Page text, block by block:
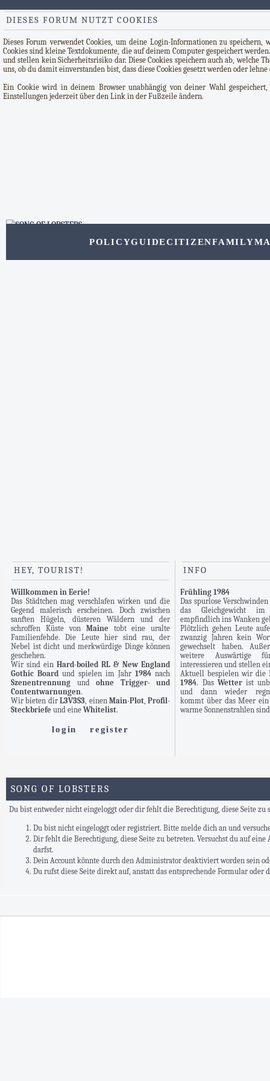
DIESES FORUM NUTZT COOKIES
Dieses Forum verwendet Cookies, um deine Login-Informationen zu
Cookies sind kleine Textdokumente, die auf deinem Computer gespeichert
und stellen kein Sicherheitsrisiko dar. Diese Cookies speichern auch ab, welche
uns, ob du damit einverstanden bist, dass diese Cookies gesetzt werden oder lehne
Ein Cookie wird in deinem Browser unabhängig von deiner Wahl
Einstellungen jederzeit über den Link in der Fußzeile ändern.
POLICYGUIDECITIZENFAMILY
HEY, TOURIST!
Willkommen in Eerie!
Das Städtchen mag verschlafen wirken und die
Gegend malerisch erscheinen. Doch zwischen
sanften Hügeln, düsteren Wäldern und der
schroffen Küste von Maine tobt eine uralte
Familienfehde. Die Leute hier sind rau, der
Nebel ist dicht und merkwürdige Dinge können
geschehen.
Wir sind einHard-boiled RL & New England
Gothic Board und spielen im Jahr1984 nach
Szenentrennung undohne Trigger- und
Contentwarnungen.
Wir bieten dirL3V3S3, einen Main-Plot,Profil-
Steckbriefe und eine Whitelist.
login register
INFO
Frühling 1984
Das spurlose
das Gleichgewicht im
empfindlich ins Wanken
Plötzlich gehen Leute
zwanzig Jahren kein
gewechselt haben.
weitere Auswärtige
interessieren und stellen
Aktuell bespielen wir die
1984. Das Wetterist
und dann wieder
kommt über das Meer
warme Sonnenstrahlen
SONG OF LOBSTERS
Du bist entweder nicht eingeloggt oder dir fehlt die Berechtigung, diese Seite
Du bist nicht eingeloggt oder registriert. Bitte melde dich an und
Dir fehlt die Berechtigung, diese Seite zu betreten. Versuchst du auf
darfst.
Dein Account könnte durch den Administrator deaktiviert worden sein
Du rufst diese Seite direkt auf, anstatt das entsprechende Formular oder